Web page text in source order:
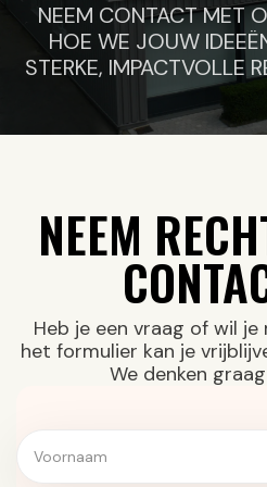
NEEM CONTACT MET
HOE WE JOUW
STERKE, IMPACTVOLLE
NEEM
Heb je een vraag of wil
het formulier kan je
We denken